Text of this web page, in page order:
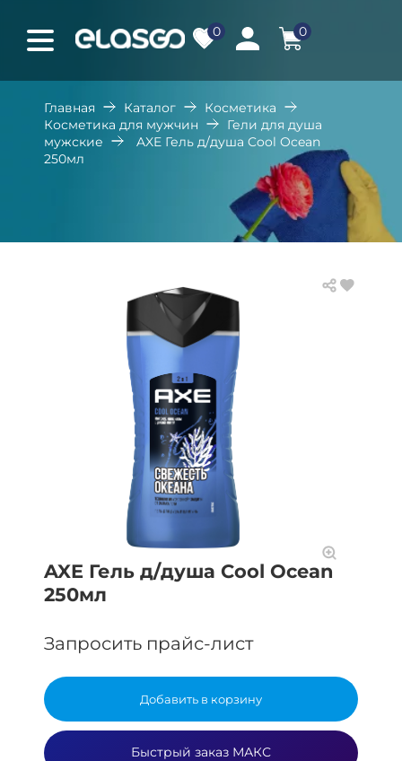
0 0
Главная Каталог
Косметика
Косметика для мужчин
Гели для душа
мужские
AXE Гель д/душа Cool Ocean
250мл
AXE Гель д/душа Cool Ocean
250мл
Запросить прайс-лист
Добавить в корзину
Быстрый заказ МАКС